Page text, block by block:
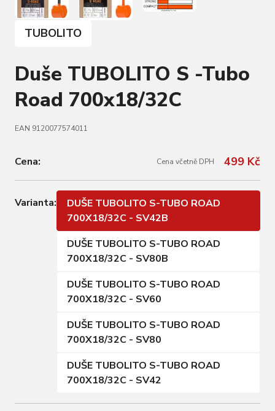
TUBOLITO
Duše TUBOLITO S -Tubo
Road 700x18/32C
EAN 9120077574011
Cena: Cena včetně DPH 499 Kč
Varianta:
DUŠE TUBOLITO S-TUBO ROAD
700X18/32C - SV42B
DUŠE TUBOLITO S-TUBO ROAD
700X18/32C - SV80B
DUŠE TUBOLITO S-TUBO ROAD
700X18/32C - SV60
DUŠE TUBOLITO S-TUBO ROAD
700X18/32C - SV80
DUŠE TUBOLITO S-TUBO ROAD
700X18/32C - SV42